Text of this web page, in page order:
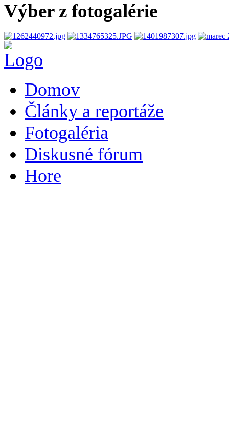
Výber z fotogalérie
Domov
Články a reportáže
Fotogaléria
Diskusné fórum
Hore